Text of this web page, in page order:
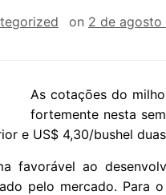
on 2 de agosto
As cotações do
fortemente nesta
e US$ 4,30/bushel
favorável ao
pelo mercado. Para